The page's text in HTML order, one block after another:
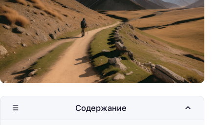
Содержание